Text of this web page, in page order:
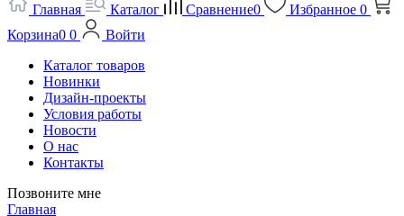
Главная Каталог Сравнение0 Избранное 0
Корзина0 0
Войти
Каталог товаров
Новинки
Дизайн-проекты
Условия работы
Новости
О нас
Контакты
Позвоните мне
Главная